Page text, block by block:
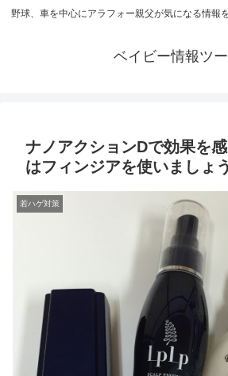
野球、車を中心にアラフォー親父が気になる情報
ベイビー情報ツ
ナノアクションDで効果を
はフィンジアを使いましょ
若ハゲ対策